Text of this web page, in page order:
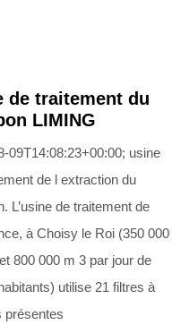
de traitement du
LIMING
09T14:08:23+00:00; usine
de l extraction du
L’usine de traitement de
à Choisy le Roi (350 000
800 000 m 3 par jour de
utilise 21 filtres à
présentes